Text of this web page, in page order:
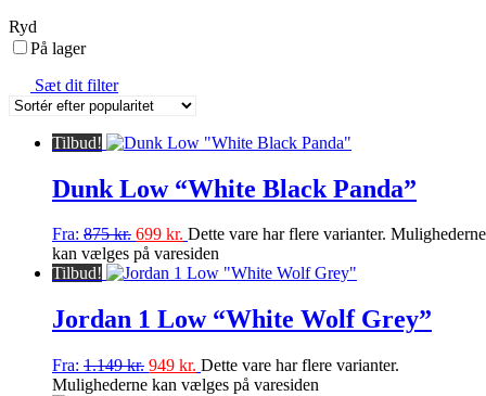
Ryd
På lager
Sæt dit filter
Tilbud!
Dunk Low “White Black Panda”
Fra: 875kr. 699 kr. Dette vare har flere varianter. Mulighederne
kan vælges på varesiden
Tilbud!
Jordan 1 Low “White Wolf Grey”
Fra: 1.149kr. 949 kr. Dette vare har flere varianter.
Mulighederne kan vælges på varesiden